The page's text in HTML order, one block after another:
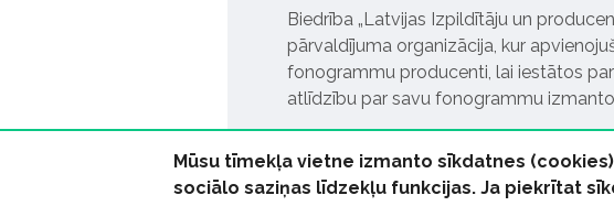
Biedrība „Latvijas Izpildītāju un
pārvaldījuma organizācija, kur
fonogrammu producenti, lai iestātos
atlīdzību par savu fonogrammu
Mūsu tīmekļa vietne izmanto sīkdatnes
sociālo saziņas līdzekļu funkcijas. Ja piekrītat